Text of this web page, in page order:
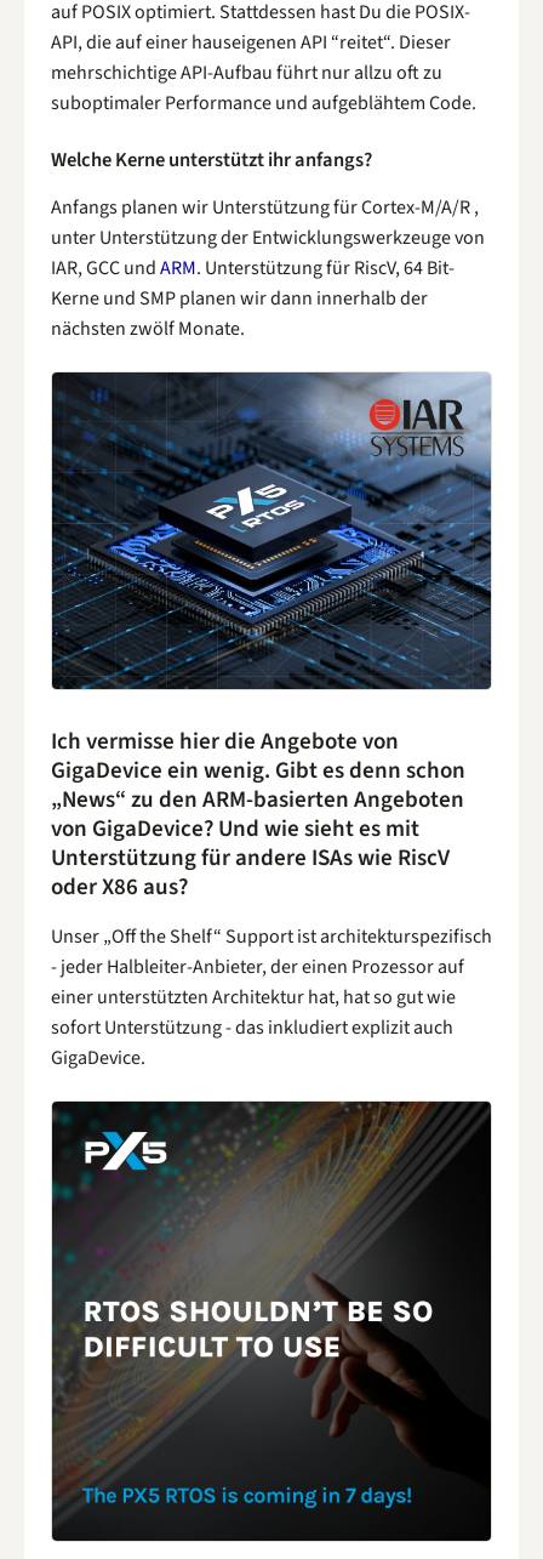
auf POSIX optimiert. Stattdessen hast Du die POSIX-
API, die auf einer hauseigenen API “reitet“. Dieser
mehrschichtige API-Aufbau führt nur allzu oft zu
suboptimaler Performance und aufgeblähtem Code.
Welche Kerne unterstützt ihr anfangs?
Anfangs planen wir Unterstützung für Cortex-M/A/R ,
unter Unterstützung der Entwicklungswerkzeuge von
IAR, GCC undARM. Unterstützung für RiscV, 64 Bit-
Kerne und SMP planen wir dann innerhalb der
nächsten zwölf Monate.
Ich vermisse hier die Angebote von
GigaDevice ein wenig. Gibt es denn schon
„News“ zu den ARM-basierten Angeboten
von GigaDevice? Und wie sieht es mit
Unterstützung für andere ISAs wie RiscV
oder X86 aus?
Unser „Off the Shelf“ Support ist architekturspezifisch
- jeder Halbleiter-Anbieter, der einen Prozessor auf
einer unterstützten Architektur hat, hat so gut wie
sofort Unterstützung - das inkludiert explizit auch
GigaDevice.